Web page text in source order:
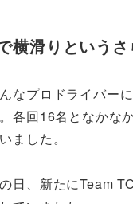
横滑りという
なプロドライバー
各回16名となかな
ました。
日、新たにTeam